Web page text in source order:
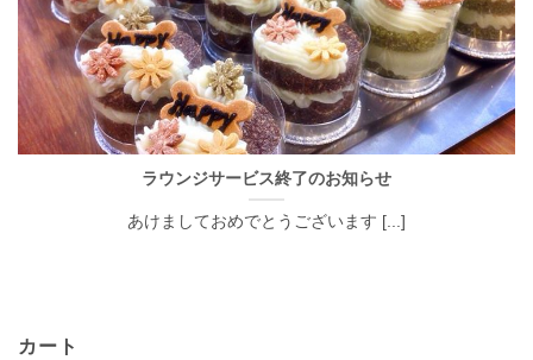
ラウンジサービス終了のお知らせ
あけましておめでとうございます [...]
カート